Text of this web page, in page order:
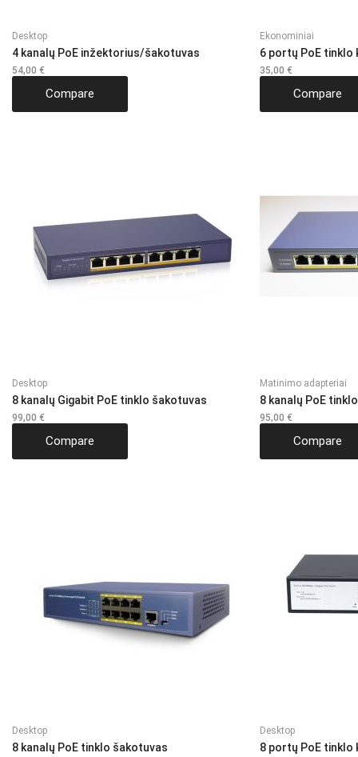
Desktop
4 kanalų PoE inžektorius/šakotuvas
54,00 €
Compare
Ekonominiai
6 portų PoE
35,00 €
Compare
Desktop
8 kanalų Gigabit PoE tinklo šakotuvas
99,00 €
Compare
Matinimo adapteriai
8 kanalų PoE
95,00 €
Compare
Desktop
8 kanalų PoE tinklo šakotuvas
Desktop
8 portų PoE tinklo